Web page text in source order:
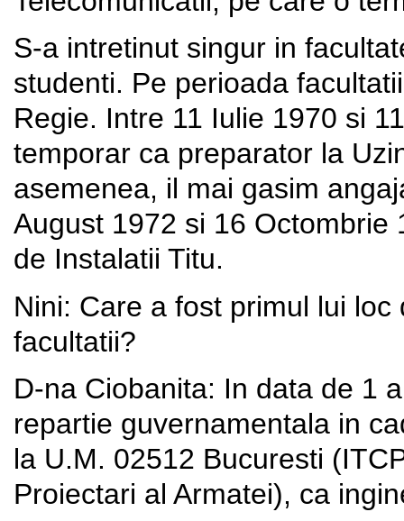
S-a intretinut singur in
studenti. Pe perioada
Regie. Intre 11 Iulie 1970 si
temporar ca preparator la
asemenea, il mai gasim
August 1972 si 16 Octombrie
de Instalatii Titu.
Nini: Care a fost primul lui
facultatii?
D-na Ciobanita: In data de 1
repartie guvernamentala in
la U.M. 02512 Bucuresti
Proiectari al Armatei), ca